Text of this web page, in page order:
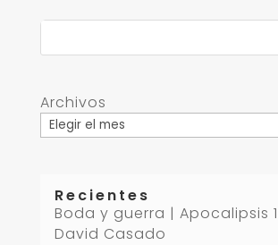
Archivos
Recientes
Boda y guerra | Apocalipsis
David Casado